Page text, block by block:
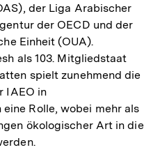
der Liga Arabischer
der OECD und der
Einheit (OUA).
als 103. Mitgliedstaat
spielt zunehmend die
IAEO in
Rolle, wobei mehr als
ökologischer Art in die